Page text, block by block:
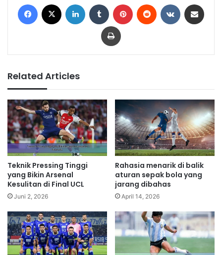
Print
Related Articles
Teknik Pressing Tinggi
yang Bikin Arsenal
Kesulitan di Final UCL
Juni 2, 2026
Rahasia menarik di balik
aturan sepak bola yang
jarang dibahas
April 14, 2026